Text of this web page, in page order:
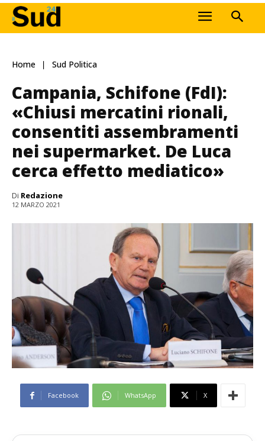
Home Sud Politica
Campania, Schifone (FdI):
«Chiusi mercatini rionali,
consentiti assembramenti
nei supermarket. De Luca
cerca effetto mediatico»
Di Redazione
12 MARZO 2021
Facebook WhatsApp X